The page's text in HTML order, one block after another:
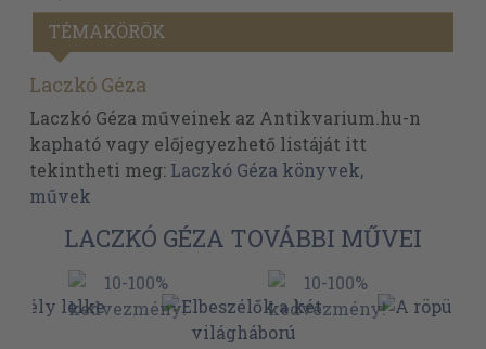
TÉMAKÖRÖK
Laczkó Géza
Laczkó Géza műveinek az Antikvarium.hu-n
kapható vagy előjegyezhető listáját itt
tekintheti meg: Laczkó Géza könyvek,
művek
LACZKÓ GÉZA TOVÁBBI MŰVEI